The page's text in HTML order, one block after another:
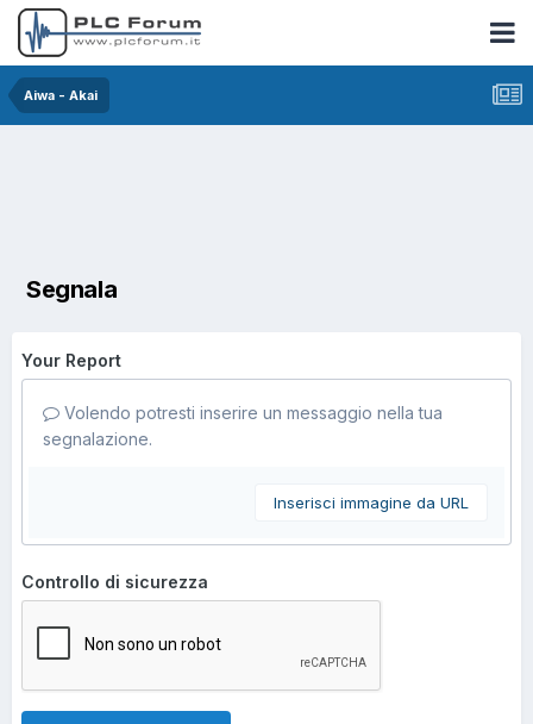
Aiwa - Akai
Segnala
Your Report
Volendo potresti inserire un messaggio nella tua
segnalazione.
Inserisci immagine da URL
Controllo di sicurezza